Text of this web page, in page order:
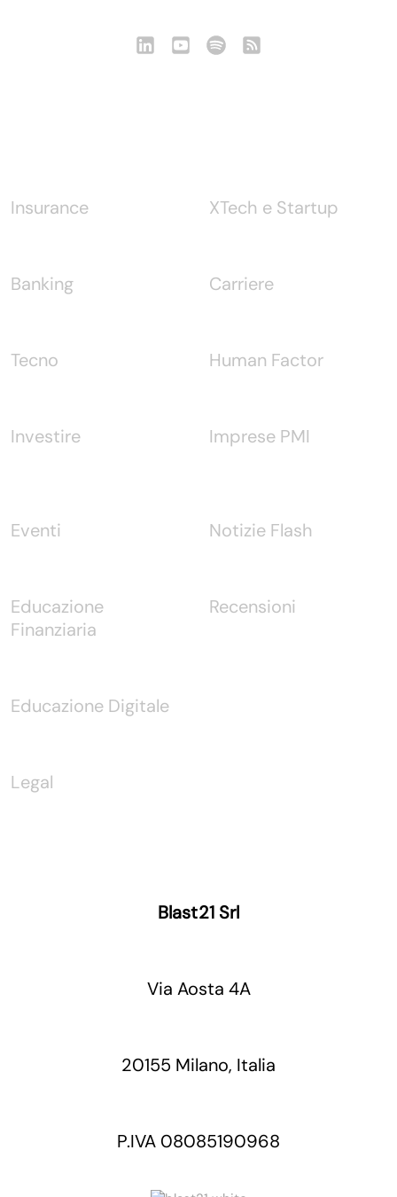
Insurance
Banking
Tecno
Investire
XTech e Startup
Carriere
Human Factor
Imprese PMI
Eventi
Educazione
Finanziaria
Educazione Digitale
Legal
Notizie Flash
Recensioni
Blast21 Srl
Via Aosta 4A
20155 Milano, Italia
P.IVA 08085190968